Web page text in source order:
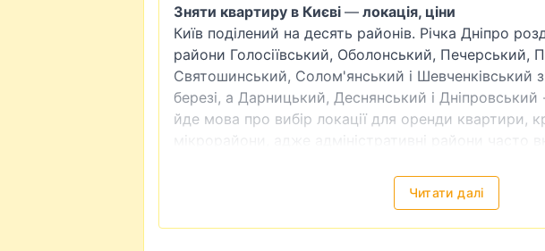
Зняти квартиру в Києві — локація, ціни
Київ поділений на десять районів. Річка Дніпро
райони Голосіївський, Оболонський, Печерський,
Святошинський, Солом'янський і Шевченківський
березі, а Дарницький, Деснянський і
йде мова про вибір локації для оренди квартири,
мікрорайони, адже адміністративні райони часто
Шевченківський район - це і історичний центр
Ключову роль у інфраструктурі міста відіграє
Читати далі